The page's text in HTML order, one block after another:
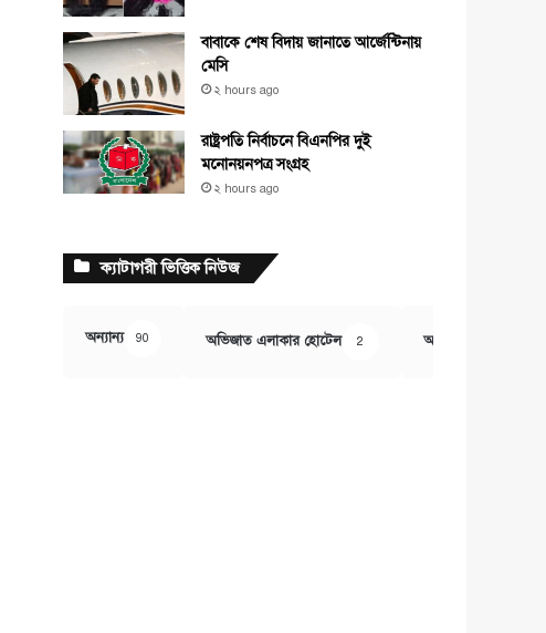
বাবাকে শেষ বিদায় জানাতে আর্জেন্টিনায়
মেসি
২ hours ago
রাষ্ট্রপতি নির্বাচনে বিএনপির দুই
মনোনয়নপত্র সংগ্রহ
২ hours ago
ক্যাটাগরী ভিত্তিক নিউজ
অন্যান্য 90 অভিজাত এলাকার হোটেল 2 অর্থ ও বানিজ্য